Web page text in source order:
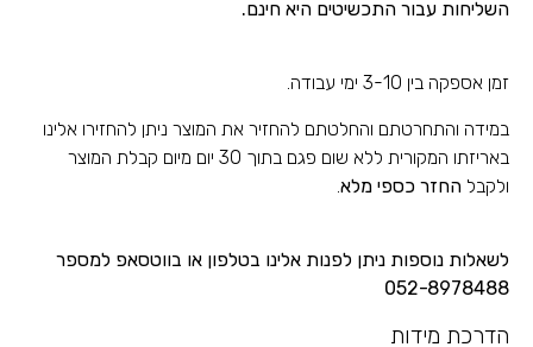
השליחות עבור התכשיטים היא חינם.
זמן אספקה בין 3-10 ימי עבודה.
במידה והתחרטתם והחלטתם להחזיר את המוצר ניתן להחזירו אלינו
באריזתו המקורית ללא שום פגם בתוך 30 יום מיום קבלת המוצר
ולקבל החזר כספי מלא
לשאלות נוספות ניתן לפנות אלינו בטלפון או בווטסאפ למספר
052-8978488
הדרכת מידות